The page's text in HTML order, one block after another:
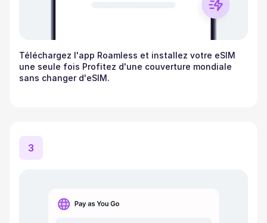
Téléchargez l'app Roamless et installez votre eSIM
une seule fois Profitez d'une couverture mondiale
sans changer d'eSIM.
3